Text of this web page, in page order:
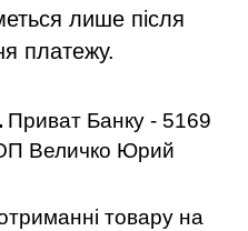
лише після
платежу.
Приват Банку - 5169
Величко Юрий
товару на